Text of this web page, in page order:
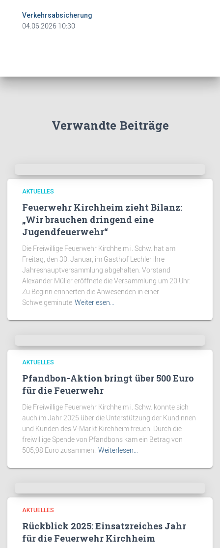
Verkehrsabsicherung
04.06.2026 10:30
Verwandte Beiträge
AKTUELLES
Feuerwehr Kirchheim zieht Bilanz:
„Wir brauchen dringend eine
Jugendfeuerwehr“
Die Freiwillige Feuerwehr Kirchheim i. Schw. hat am
Freitag, den 30. Januar, im Gasthof Lechler ihre
Jahreshauptversammlung abgehalten. Vorstand
Alexander Müller eröffnete die Versammlung um 20 Uhr.
Zu Beginn erinnerten die Anwesenden in einer
Schweigeminute Weiterlesen…
AKTUELLES
Pfandbon-Aktion bringt über 500 Euro
für die Feuerwehr
Die Freiwillige Feuerwehr Kirchheim i. Schw. konnte sich
auch im Jahr 2025 über die Unterstützung der Kundinnen
und Kunden des V-Markt Kirchheim freuen. Durch die
freiwillige Spende von Pfandbons kam ein Betrag von
505,98 Euro zusammen. Weiterlesen…
AKTUELLES
Rückblick 2025: Einsatzreiches Jahr
für die Feuerwehr Kirchheim